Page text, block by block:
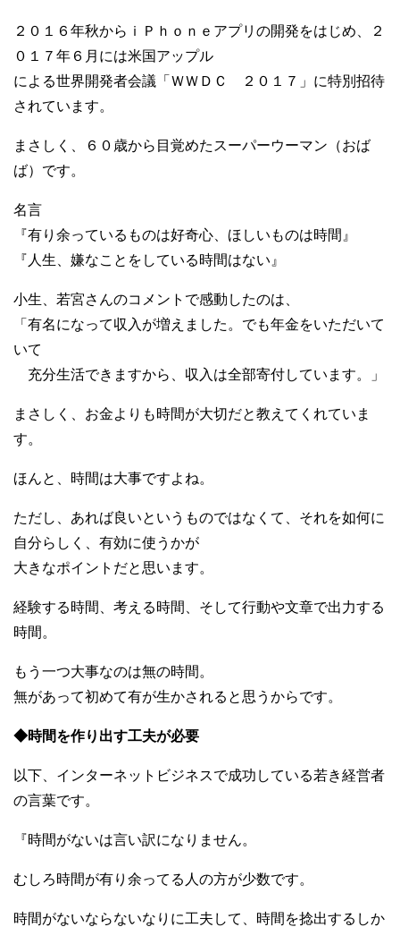
２０１６年秋からｉＰｈｏｎｅアプリの開発をはじめ、２
０１７年６月には米国アップル
による世界開発者会議「ＷＷＤＣ ２０１７」に特別招待
されています。
まさしく、６０歳から目覚めたスーパーウーマン（おば
ば）です。
名言
『有り余っているものは好奇心、ほしいものは時間』
『人生、嫌なことをしている時間はない』
小生、若宮さんのコメントで感動したのは、
「有名になって収入が増えました。でも年金をいただいて
いて
充分生活できますから、収入は全部寄付しています。」
まさしく、お金よりも時間が大切だと教えてくれていま
す。
ほんと、時間は大事ですよね。
ただし、あれば良いというものではなくて、それを如何に
自分らしく、有効に使うかが
大きなポイントだと思います。
経験する時間、考える時間、そして行動や文章で出力する
時間。
もう一つ大事なのは無の時間。
無があって初めて有が生かされると思うからです。
◆時間を作り出す工夫が必要
以下、インターネットビジネスで成功している若き経営者
の言葉です。
『時間がないは言い訳になりません。
むしろ時間が有り余ってる人の方が少数です。
時間がないならないなりに工夫して、時間を捻出するしか